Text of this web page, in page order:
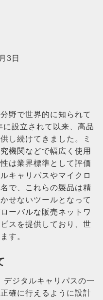
3日
野で世界的に知られて
設立されて以来、高品
し続けてきました。ミ
機関などで幅広く使用
は業界標準として評価
キャリパスやマイクロ
で、これらの製品は精
せないツールとなって
ーバルな販売ネットワ
スを提供しており、世
す。
ジタルキャリパスの一
確に行えるように設計